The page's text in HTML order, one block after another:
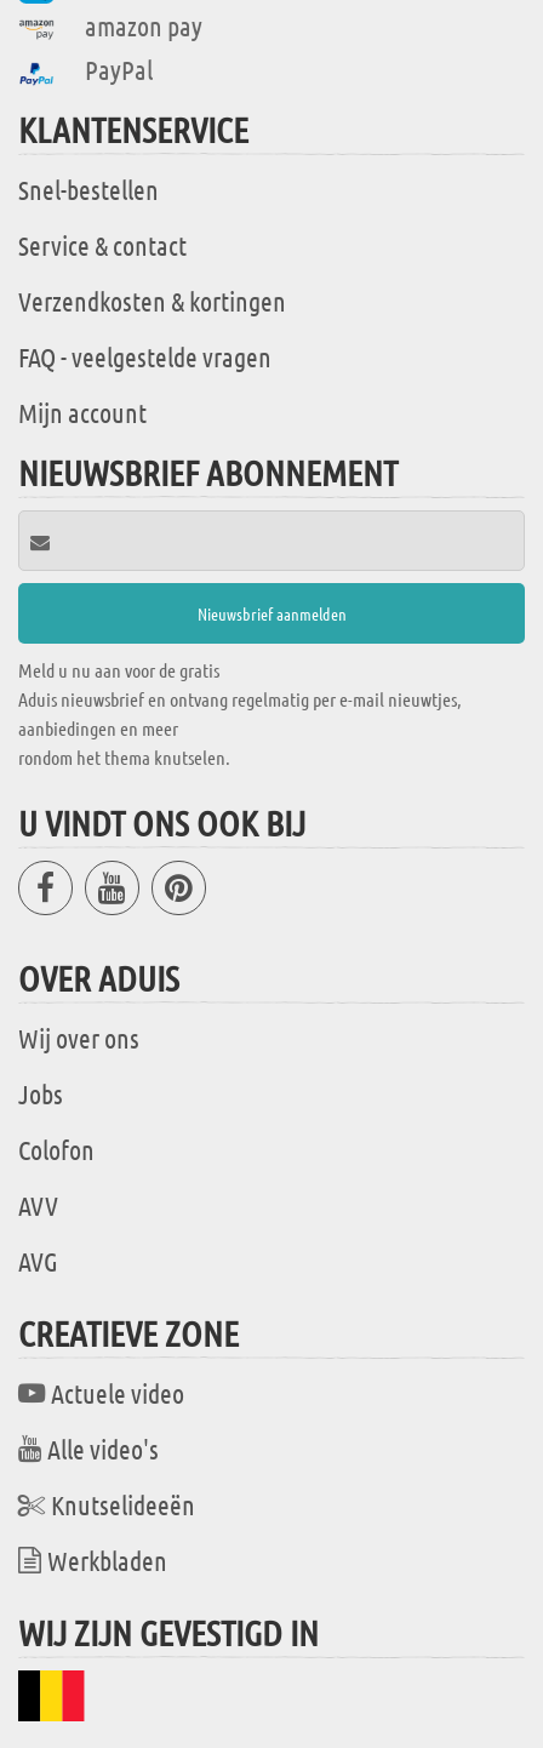
amazon pay
PayPal
KLANTENSERVICE
Snel-bestellen
Service & contact
Verzendkosten & kortingen
FAQ - veelgestelde vragen
Mijn account
NIEUWSBRIEF ABONNEMENT
Meld u nu aan voor de gratis
Aduis nieuwsbrief en ontvang regelmatig per e-mail nieuwtjes,
aanbiedingen en meer
rondom het thema knutselen.
U VINDT ONS OOK BIJ
OVER ADUIS
Wij over ons
Jobs
Colofon
AVV
AVG
CREATIEVE ZONE
Actuele video
Alle video's
Knutselideeën
Werkbladen
WIJ ZIJN GEVESTIGD IN